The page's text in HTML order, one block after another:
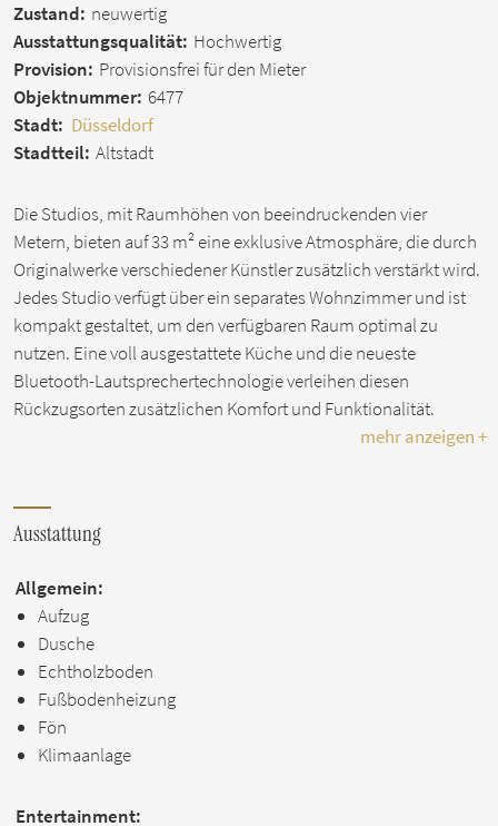
Zustand: neuwertig
Ausstattungsqualität: Hochwertig
Provision: Provisionsfrei für den Mieter
Objektnummer: 6477
Stadt: Düsseldorf
Stadtteil: Altstadt
Die Studios, mit Raumhöhen von beeindruckenden vier
Metern, bieten auf 33 m² eine exklusive Atmosphäre, die durch
Originalwerke verschiedener Künstler zusätzlich verstärkt wird.
Jedes Studio verfügt über ein separates Wohnzimmer und ist
kompakt gestaltet, um den verfügbaren Raum optimal zu
nutzen. Eine voll ausgestattete Küche und die neueste
Bluetooth-Lautsprechertechnologie verleihen diesen
Rückzugsorten zusätzlichen Komfort und Funktionalität.
mehr anzeigen +
Ausstattung
Allgemein:
Aufzug
Dusche
Echtholzboden
Fußbodenheizung
Fön
Klimaanlage
Entertainment: